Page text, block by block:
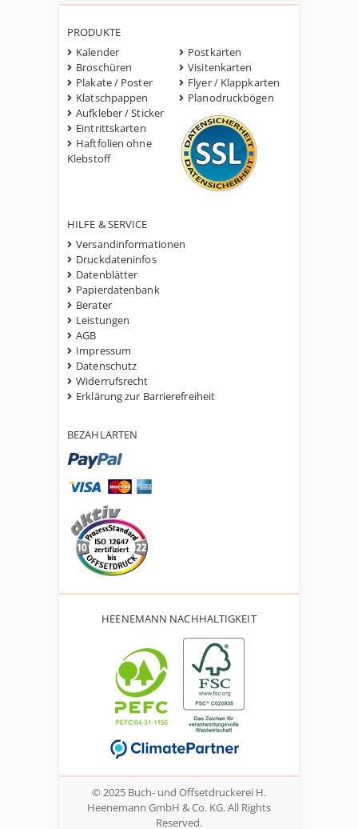
PRODUKTE
Kalender
Broschüren
Plakate / Poster
Klatschpappen
Aufkleber / Sticker
Eintrittskarten
Haftfolien ohne
Klebstoff
Postkarten
Visitenkarten
Flyer / Klappkarten
Planodruckbögen
HILFE & SERVICE
Versandinformationen
Druckdateninfos
Datenblätter
Papierdatenbank
Berater
Leistungen
AGB
Impressum
Datenschutz
Widerrufsrecht
Erklärung zur Barrierefreiheit
BEZAHLARTEN
HEENEMANN NACHHALTIGKEIT
© 2025 Buch- und Offsetdruckerei H.
Heenemann GmbH & Co. KG. All Rights
Reserved.